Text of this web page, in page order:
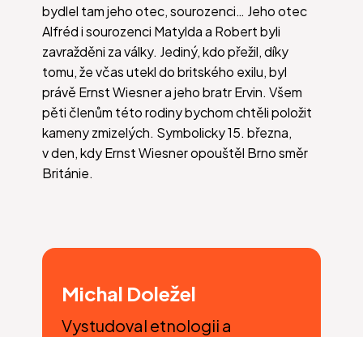
bydlel tam jeho otec, sourozenci… Jeho otec
Alfréd i sourozenci Matylda a Robert byli
zavražděni za války. Jediný, kdo přežil, díky
tomu, že včas utekl do britského exilu, byl
právě Ernst Wiesner a jeho bratr Ervin. Všem
pěti členům této rodiny bychom chtěli položit
kameny zmizelých. Symbolicky 15. března,
v den, kdy Ernst Wiesner opouštěl Brno směr
Británie.
Michal Doležel
Vystudoval etnologii a